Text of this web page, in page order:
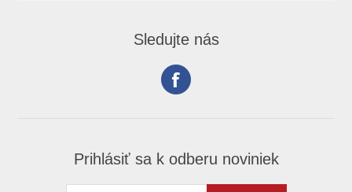
Sledujte nás
Prihlásiť sa k odberu noviniek